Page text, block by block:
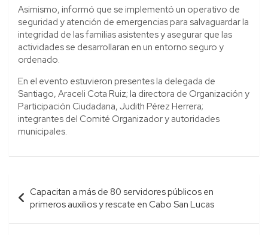
Asimismo, informó que se implementó un operativo de
seguridad y atención de emergencias para salvaguardar la
integridad de las familias asistentes y asegurar que las
actividades se desarrollaran en un entorno seguro y
ordenado.
En el evento estuvieron presentes la delegada de
Santiago, Araceli Cota Ruiz; la directora de Organización y
Participación Ciudadana, Judith Pérez Herrera;
integrantes del Comité Organizador y autoridades
municipales.
Navegación
de
entradas
Capacitan a más de 80 servidores públicos en
primeros auxilios y rescate en Cabo San Lucas